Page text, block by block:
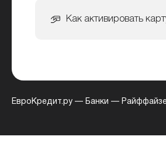
Как активировать
ЕвроКредит.ру — Банки —